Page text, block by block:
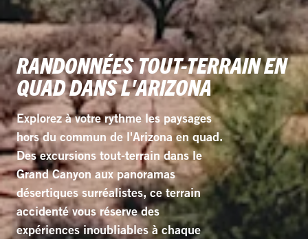
RANDONNÉES TOUT-TERRAIN EN
QUAD DANS L'ARIZONA
Explorez à votre rythme les paysages
hors du commun de l'Arizona en quad.
Des excursions tout-terrain dans le
Grand Canyon aux panoramas
désertiques surréalistes, ce terrain
accidenté vous réserve des
expériences inoubliables à chaque